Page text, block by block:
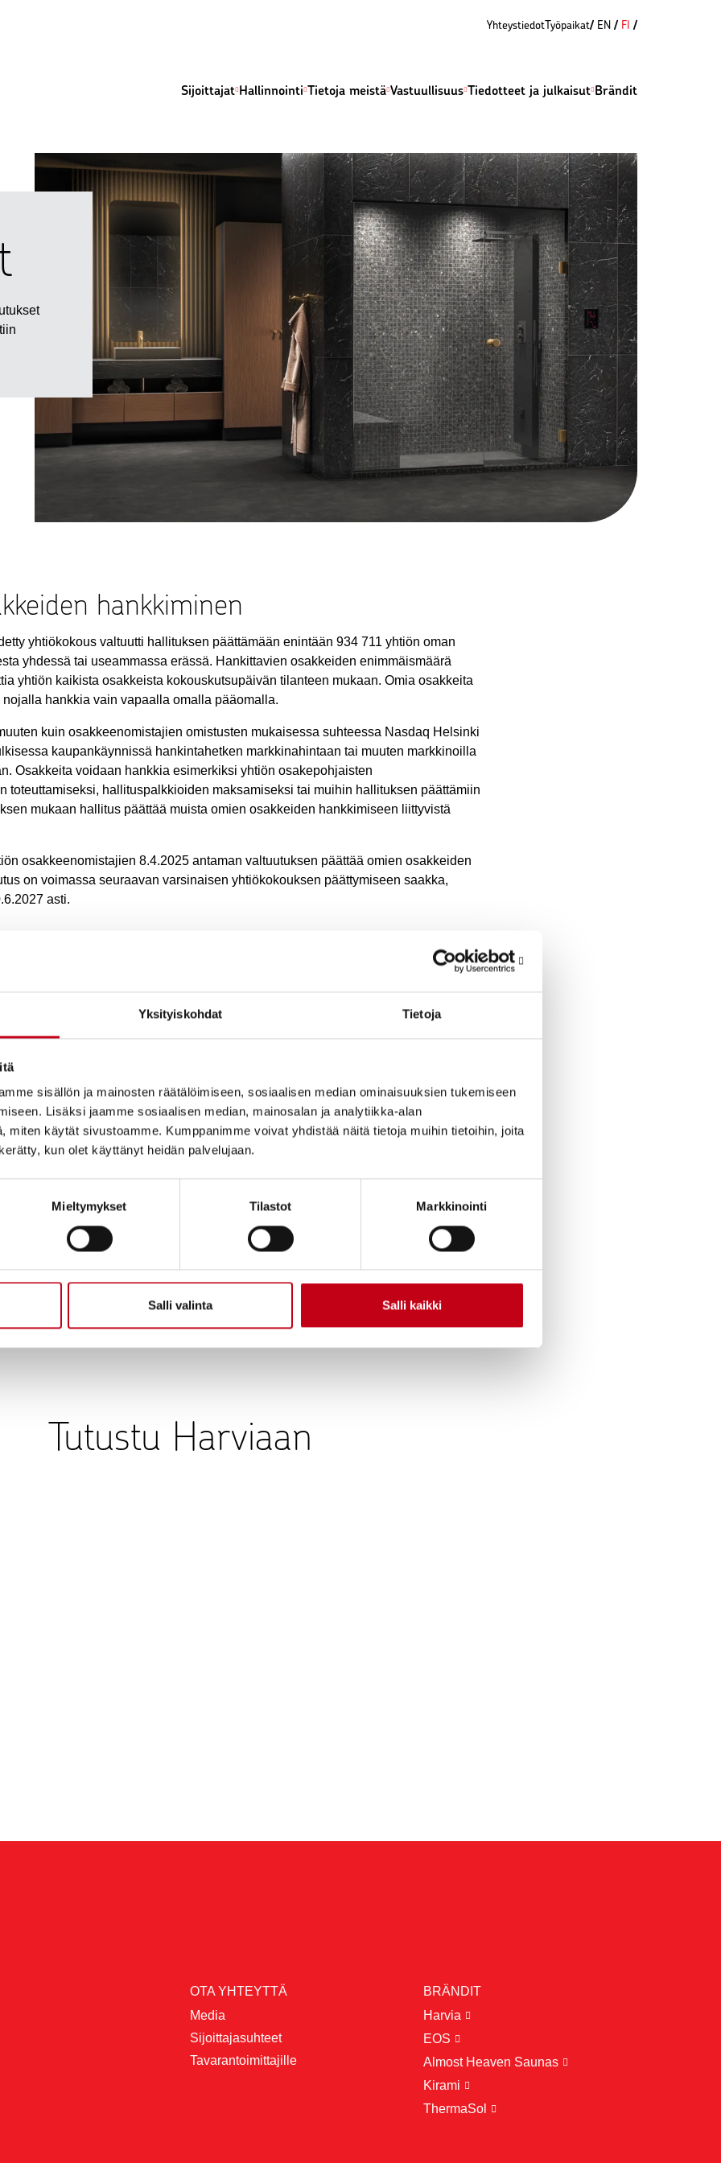
Yksityiskohdat Tietoja
sisällön ja mainosten räätälöimiseen, sosiaalisen median ominaisuuksien tukemiseen
Lisäksi jaamme sosiaalisen median, mainosalan ja analytiikka-alan
miten käytät sivustoamme. Kumppanimme voivat yhdistää näitä tietoja muihin tietoihin, joita
kun olet käyttänyt heidän palvelujaan.
Mieltymykset Tilastot Markkinointi
Salli valinta Salli kaikki
YhteystiedotTyöpaikat EN FI
Sijoittajat Hallinnointi Tietoja meistä Vastuullisuus Tiedotteet ja julkaisut Brändit
hankkiminen
yhtiökokous valtuutti hallituksen päättämään enintään 934 711 yhtiön oman
yhdessä tai useammassa erässä. Hankittavien osakkeiden enimmäismäärä
yhtiön kaikista osakkeista kokouskutsupäivän tilanteen mukaan. Omia osakkeita
hankkia vain vapaalla omalla pääomalla.
kuin osakkeenomistajien omistusten mukaisessa suhteessa Nasdaq Helsinki
kaupankäynnissä hankintahetken markkinahintaan tai muuten markkinoilla
Osakkeita voidaan hankkia esimerkiksi yhtiön osakepohjaisten
toteuttamiseksi, hallituspalkkioiden maksamiseksi tai muihin hallituksen päättämiin
mukaan hallitus päättää muista omien osakkeiden hankkimiseen liittyvistä
osakkeenomistajien 8.4.2025 antaman valtuutuksen päättää omien osakkeiden
on voimassa seuraavan varsinaisen yhtiökokouksen päättymiseen saakka,
asti.
oikeuttavien erityisten oikeuksien
erityisten oikeuksien antamisesta yhdessä tai useammassa erässä joko maksua
osakkeiden määrä, mukaan lukien erityisten oikeuksien perusteella
olla yhteensä enintään 1 869 423 osaketta. Annettavien osakkeiden
noin 10 prosenttia yhtiön kaikista osakkeista kokouskutsupäivän tilanteen
antaa joko uusia osakkeita tai yhtiön hallussa mahdollisesti olevia omia
päättämään kaikista osakeannin sekä osakkeisiin oikeuttavien erityisten
ehdoista, mukaan lukien oikeuden osakkeenomistajien merkintäetuoikeudesta
voidaan käyttää yhtiön taseen ja rahoitusaseman vahvistamiseen,
kumoaa aikaisemmat käyttämättömät osakeantia ja optio-oikeuksien sekä
erityisten oikeuksien antamista koskevat valtuutukset.
Tutustu Harviaan
OTA YHTEYTTÄ
Media
Sijoittajasuhteet
Tavarantoimittajille
BRÄNDIT
Harvia
EOS
Almost Heaven Saunas
Kirami
ThermaSol